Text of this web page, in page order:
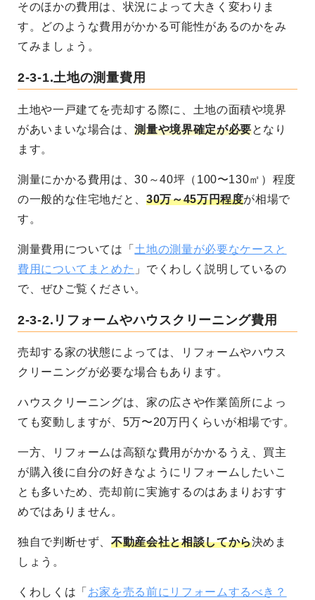
そのほかの費用は、状況によって大きく変わりま
す。どのような費用がかかる可能性があるのかをみ
てみましょう。
2-3-1.土地の測量費用
土地や一戸建てを売却する際に、土地の面積や境界
があいまいな場合は、測量や境界確定が必要となり
ます。
測量にかかる費用は、30～40坪（100〜130㎡）程度
の一般的な住宅地だと、30万～45万円程度が相場で
す。
測量費用については「 土地の測量が必要なケースと
費用についてまとめた 」でくわしく説明しているの
で、ぜひご覧ください。
2-3-2.リフォームやハウスクリーニング費用
売却する家の状態によっては、リフォームやハウス
クリーニングが必要な場合もあります。
ハウスクリーニングは、家の広さや作業箇所によっ
ても変動しますが、5万〜20万円くらいが相場です。
一方、リフォームは高額な費用がかかるうえ、買主
が購入後に自分の好きなようにリフォームしたいこ
とも多いため、売却前に実施するのはあまりおすす
めではありません。
独自で判断せず、不動産会社と相談してから決めま
しょう。
くわしくは「 お家を売る前にリフォームするべき？